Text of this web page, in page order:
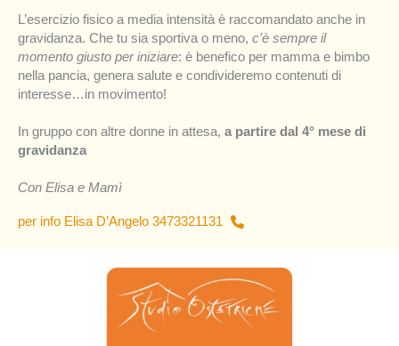
L’esercizio fisico a media intensità è raccomandato anche in
gravidanza. Che tu sia sportiva o meno, c’è sempre il
momento giusto per iniziare: è benefico per mamma e bimbo
nella pancia, genera salute e condivideremo contenuti di
interesse…in movimento!
In gruppo con altre donne in attesa, a partire dal 4° mese di
gravidanza
Con Elisa e Mamì
per info Elisa D’Angelo 3473321131